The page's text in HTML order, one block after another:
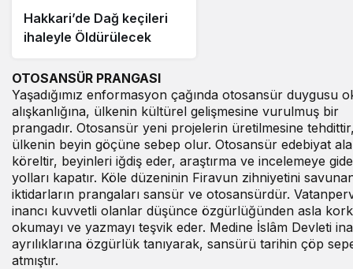
Hakkari’de Dağ keçileri
ihaleyle Öldürülecek
OTOSANSÜR PRANGASI
Yaşadığımız enformasyon çağında otosansür duygusu
alışkanlığına, ülkenin kültürel gelişmesine vurulmuş bir
prangadır. Otosansür yeni projelerin üretilmesine
ülkenin beyin göçüne sebep olur. Otosansür edebiyat
köreltir, beyinleri iğdiş eder, araştırma ve incelemeye
yolları kapatır. Köle düzeninin Firavun zihniyetini
iktidarların prangaları sansür ve otosansürdür.
inancı kuvvetli olanlar düşünce özgürlüğünden asla
okumayı ve yazmayı teşvik eder. Medine İslâm Devleti
ayrılıklarına özgürlük tanıyarak, sansürü tarihin çöp
atmıştır.